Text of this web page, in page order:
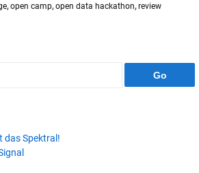
,open camp,open data hackathon,review
das Spektral!